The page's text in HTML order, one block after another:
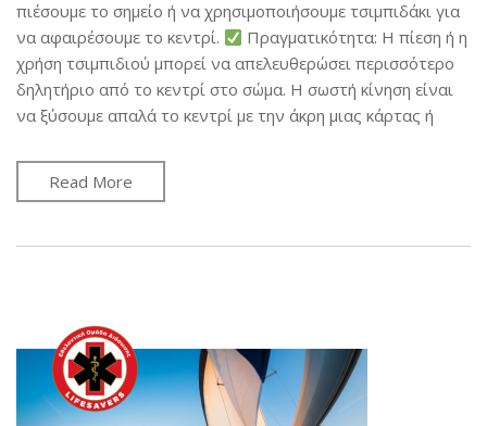
πιέσουμε το σημείο ή να χρησιμοποιήσουμε τσιμπιδάκι για
να αφαιρέσουμε το κεντρί.
Πραγματικότητα: Η πίεση ή η
χρήση τσιμπιδιού μπορεί να απελευθερώσει περισσότερο
δηλητήριο από το κεντρί στο σώμα. Η σωστή κίνηση είναι
να ξύσουμε απαλά το κεντρί με την άκρη μιας κάρτας ή
Read More